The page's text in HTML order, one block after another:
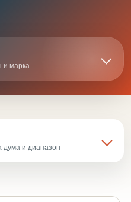
и марка
дума и диапазон